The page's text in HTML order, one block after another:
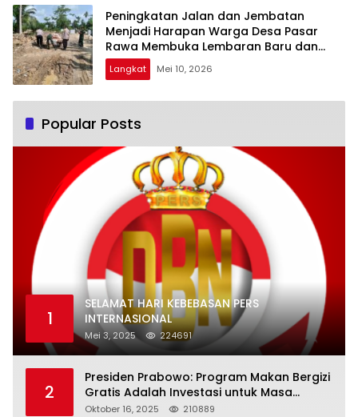
Peningkatan Jalan dan Jembatan
Menjadi Harapan Warga Desa Pasar
Rawa Membuka Lembaran Baru dan
Rezeki Baru
Langkat Mei 10, 2026
Popular Posts
1
SELAMAT HARI KEBEBASAN PERS
INTERNASIONAL
Mei 3, 2025 224691
2
Presiden Prabowo: Program Makan Bergizi
Gratis Adalah Investasi untuk Masa
Depan Bangsa
Oktober 16, 2025 210889